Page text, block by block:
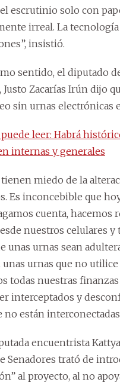
escrutinio solo con
irreal. La
insistió.
sentido, el diputado
Justo Zacarías Irún dijo
sin urnas electrónicas
leer: Habrá
internas y generales
miedo de la
Es inconcebible que
cuenta, hacemos
nuestros celulares y
unas urnas sean
urnas que no
todas nuestras finanzas
interceptados y
no están
encuentrista
Senadores trató de
al proyecto, al no